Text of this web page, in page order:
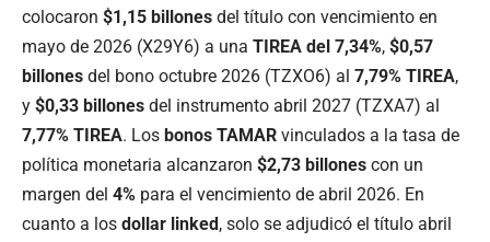
colocaron $1,15 billones del título con vencimiento en
mayo de 2026 (X29Y6) a una TIREA del 7,34%, $0,57
billones del bono octubre 2026 (TZXO6) al 7,79% TIREA,
y $0,33 billones del instrumento abril 2027 (TZXA7) al
7,77% TIREA. Los bonos TAMAR vinculados a la tasa de
política monetaria alcanzaron $2,73 billones con un
margen del 4% para el vencimiento de abril 2026. En
cuanto a los dollar linked , solo se adjudicó el título abril